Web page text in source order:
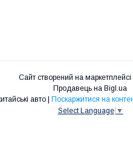
Сайт створений на маркетплейсі
Продавець на Bigl.ua
Запчастини на китайські авто | Поскаржитися на
Select Language ▼